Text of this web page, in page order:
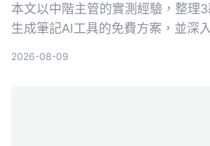
本文以中階主管的實測經驗，整理
生成筆記AI工具的免費方案，並深
2026-08-09